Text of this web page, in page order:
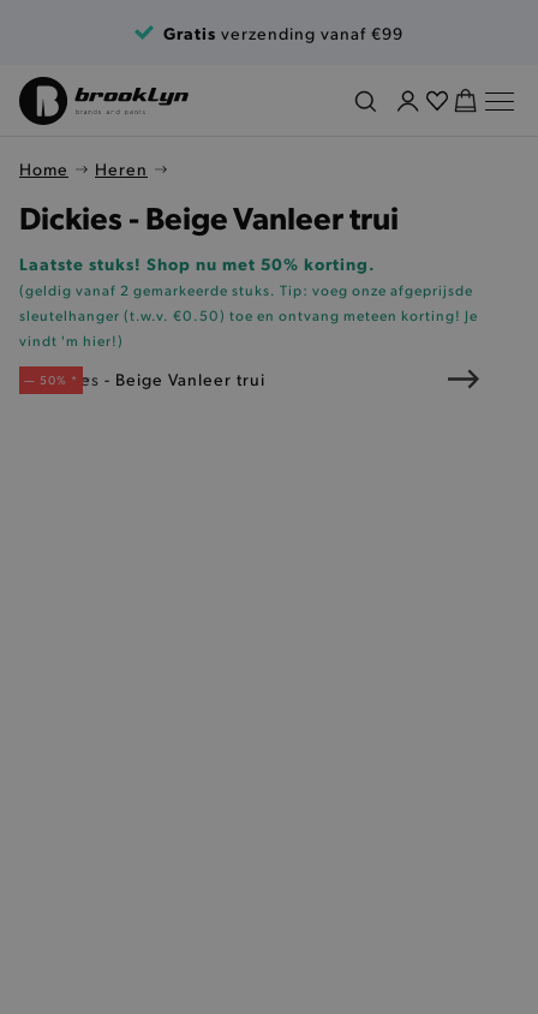
Gratis verzending vanaf €99
Home Heren
Dickies - Beige Vanleer trui
Laatste stuks! Shop nu met 50% korting.
(geldig vanaf 2 gemarkeerde stuks. Tip: voeg onze afgeprijsde
sleutelhanger (t.w.v. €0.50) toe en ontvang meteen korting! Je
vindt 'm hier!)
— 50% *